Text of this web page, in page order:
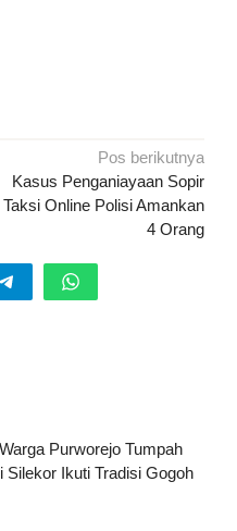
Pos berikutnya
Kasus Penganiayaan Sopir
Taksi Online Polisi Amankan
4 Orang
Purworejo Tumpah
Silekor Ikuti Tradisi Gogoh